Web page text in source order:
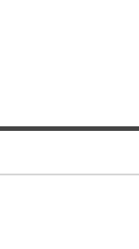
ー付き 高反発クッ